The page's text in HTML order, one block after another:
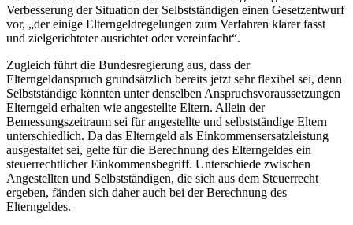
Verbesserung der Situation der Selbstständigen einen Gesetzentwurf
vor, „der einige Elterngeldregelungen zum Verfahren klarer fasst
und zielgerichteter ausrichtet oder vereinfacht“.
Zugleich führt die Bundesregierung aus, dass der
Elterngeldanspruch grundsätzlich bereits jetzt sehr flexibel sei, denn
Selbstständige könnten unter denselben Anspruchsvoraussetzungen
Elterngeld erhalten wie angestellte Eltern. Allein der
Bemessungszeitraum sei für angestellte und selbstständige Eltern
unterschiedlich. Da das Elterngeld als Einkommensersatzleistung
ausgestaltet sei, gelte für die Berechnung des Elterngeldes ein
steuerrechtlicher Einkommensbegriff. Unterschiede zwischen
Angestellten und Selbstständigen, die sich aus dem Steuerrecht
ergeben, fänden sich daher auch bei der Berechnung des
Elterngeldes.